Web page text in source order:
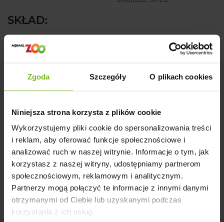
Zgoda Szczegóły O plikach cookies
Niniejsza strona korzysta z plików cookie
Wykorzystujemy pliki cookie do spersonalizowania treści
i reklam, aby oferować funkcje społecznościowe i
analizować ruch w naszej witrynie. Informacje o tym, jak
korzystasz z naszej witryny, udostępniamy partnerom
społecznościowym, reklamowym i analitycznym.
Partnerzy mogą połączyć te informacje z innymi danymi
otrzymanymi od Ciebie lub uzyskanymi podczas
korzystania z ich usług.
SKŁAD:
biała ryba 36%, żołądki z kurczaka 14%, serca z kurczaka 14%,
wątroba 12%, mąka z groszku 2%, lignoceluloza (włókno
żurawina 0,1%, dehydratyzowany rokitnik 0,1%,
SKŁADNIKI ANALITYCZNE:
białko surowe - 9%, tłuszcz surowy - 3%, popiół surowy -
2,5%, włóko surowe - 0,8%, wapń - 0,25%, fosfor - 0,3%, sód -
0,4%, wilgotność- 78%.
DODATKI (na kg):
witamina D3 (3a671) - 200 IU, witamina E (3a700) - 100 mg,
biotyna (3a880) - 0,2 mg, cynk (3b606) - 12 mg, żelazo